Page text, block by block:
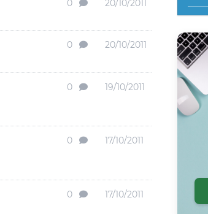
0 20/10/2011
0 20/10/2011
0 19/10/2011
0 17/10/2011
0 17/10/2011